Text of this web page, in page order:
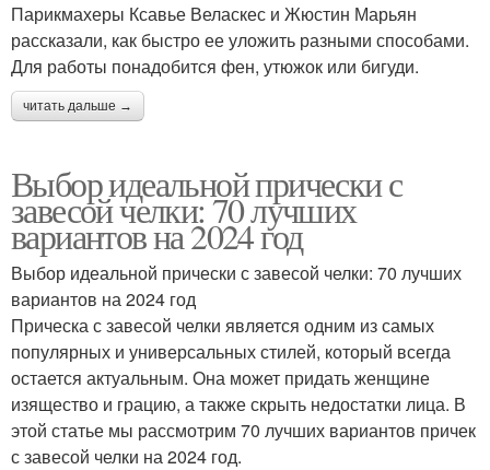
Парикмахеры Ксавье Веласкес и Жюстин Марьян
рассказали, как быстро ее уложить разными способами.
Для работы понадобится фен, утюжок или бигуди.
читать дальше →
Выбор идеальной прически с
завесой челки: 70 лучших
вариантов на 2024 год
Выбор идеальной прически с завесой челки: 70 лучших
вариантов на 2024 год
Прическа с завесой челки является одним из самых
популярных и универсальных стилей, который всегда
остается актуальным. Она может придать женщине
изящество и грацию, а также скрыть недостатки лица. В
этой статье мы рассмотрим 70 лучших вариантов причек
с завесой челки на 2024 год.